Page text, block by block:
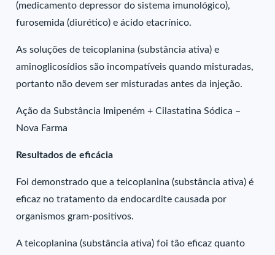
(medicamento depressor do sistema imunológico),
furosemida (diurético) e ácido etacrínico.
As soluções de teicoplanina (substância ativa) e
aminoglicosídios são incompatíveis quando misturadas,
portanto não devem ser misturadas antes da injeção.
Ação da Substância Imipeném + Cilastatina Sódica –
Nova Farma
Resultados de eficácia
Foi demonstrado que a teicoplanina (substância ativa) é
eficaz no tratamento da endocardite causada por
organismos gram-positivos.
A teicoplanina (substância ativa) foi tão eficaz quanto